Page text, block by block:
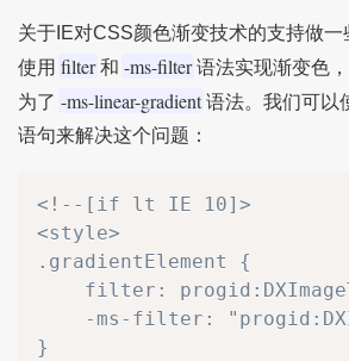
关于IE对CSS颜色渐变技术的支持做
使用 filter 和 -ms-filter 语法实现渐变色
为了 -ms-linear-gradient 语法。我们可以
语句来解决这个问题：
<!--[if lt IE 10]>
<style>
.gradientElement {
}